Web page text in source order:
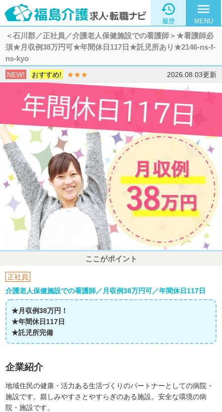

履歴
menu
MENU
＜石川郡／正社員／介護老人保健施設での看護師＞★看護師必
須★月収例38万円可★年間休日117日★託児所あり★2146-ns-f-
ns-kyo
NEW! おすすめ! ★★★ 2026.08.03更新
ここがポイント
正社員
介護老人保健施設での看護師／月収例38万円可／年間休日117日
★月収例38万円！
★年間休日117日
★託児所完備
企業紹介
地域住民の健康・活力ある生活づくりのパートナーとしての病院・
施設です。親しみやすさとやすらぎのある施設。安全な環境の病
院・施設です。